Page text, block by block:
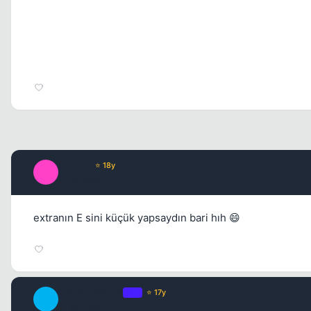
⭐ 18y
extranın E sini küçük yapsaydın bari hıh 😄
⭐ 17y